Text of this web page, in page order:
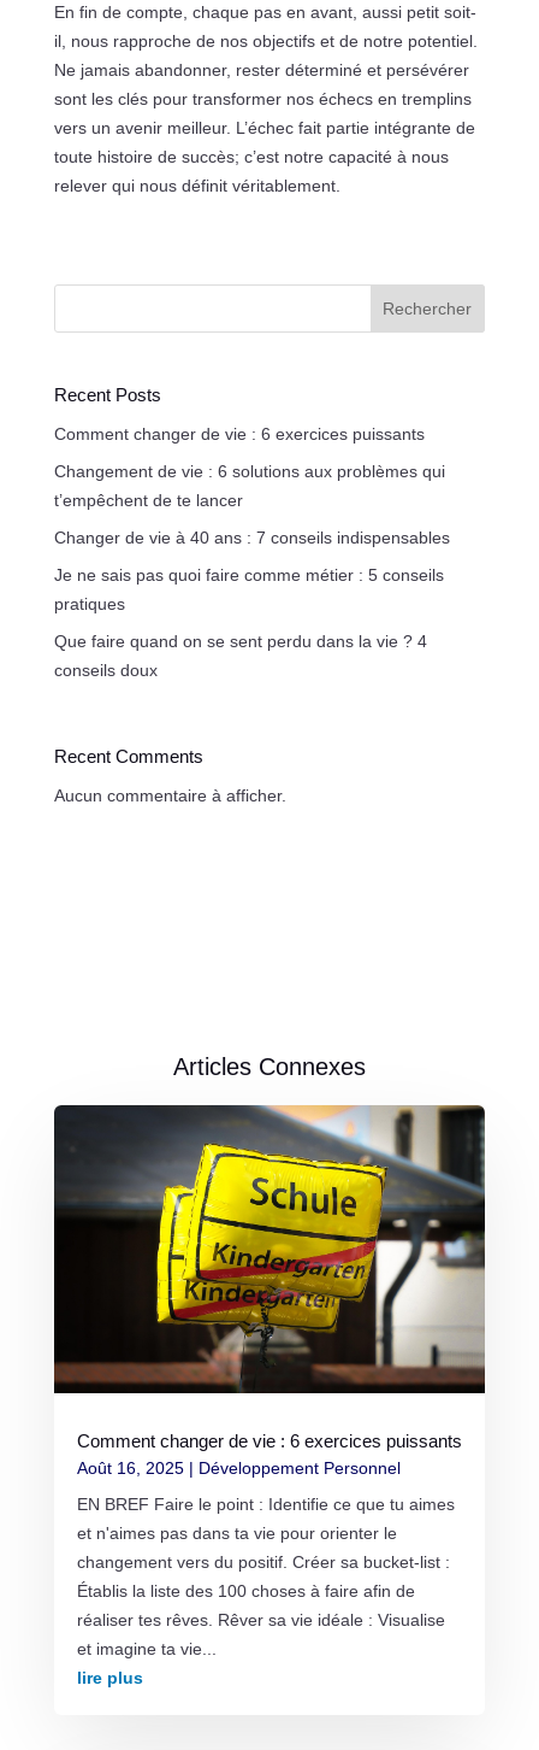
En fin de compte, chaque pas en avant, aussi petit soit-
il, nous rapproche de nos objectifs et de notre potentiel.
Ne jamais abandonner, rester déterminé et persévérer
sont les clés pour transformer nos échecs en tremplins
vers un avenir meilleur. L’échec fait partie intégrante de
toute histoire de succès; c’est notre capacité à nous
relever qui nous définit véritablement.
Rechercher
Recent Posts
Comment changer de vie : 6 exercices puissants
Changement de vie : 6 solutions aux problèmes qui
t’empêchent de te lancer
Changer de vie à 40 ans : 7 conseils indispensables
Je ne sais pas quoi faire comme métier : 5 conseils
pratiques
Que faire quand on se sent perdu dans la vie ? 4
conseils doux
Recent Comments
Aucun commentaire à afficher.
Articles Connexes
Comment changer de vie : 6 exercices puissants
Août 16, 2025| Développement Personnel
EN BREF Faire le point : Identifie ce que tu aimes
et n'aimes pas dans ta vie pour orienter le
changement vers du positif. Créer sa bucket-list :
Établis la liste des 100 choses à faire afin de
réaliser tes rêves. Rêver sa vie idéale : Visualise
et imagine ta vie...
lire plus